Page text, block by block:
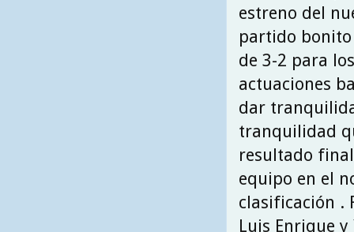
estreno del
partido
de 3-2 para
actuaciones
dar
tranquilidad
resultado
equipo en el
clasificación .
Luis Enrique